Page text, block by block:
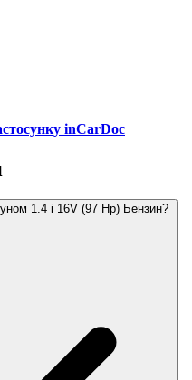
inCarDoc
1.4 i 16V (97 Hp) Бензин?